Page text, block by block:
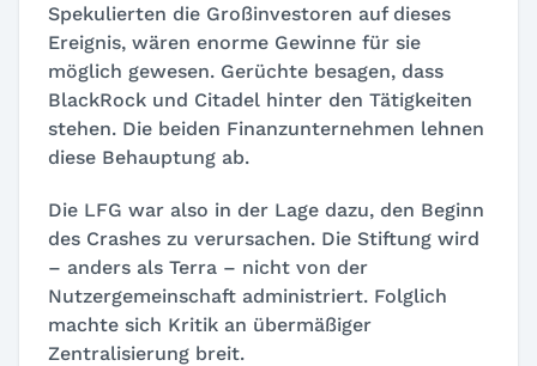
Spekulierten die Großinvestoren auf dieses
Ereignis, wären enorme Gewinne für sie
möglich gewesen. Gerüchte besagen, dass
BlackRock und Citadel hinter den Tätigkeiten
stehen. Die beiden Finanzunternehmen lehnen
diese Behauptung ab.
Die LFG war also in der Lage dazu, den Beginn
des Crashes zu verursachen. Die Stiftung wird
– anders als Terra – nicht von der
Nutzergemeinschaft administriert. Folglich
machte sich Kritik an übermäßiger
Zentralisierung breit.